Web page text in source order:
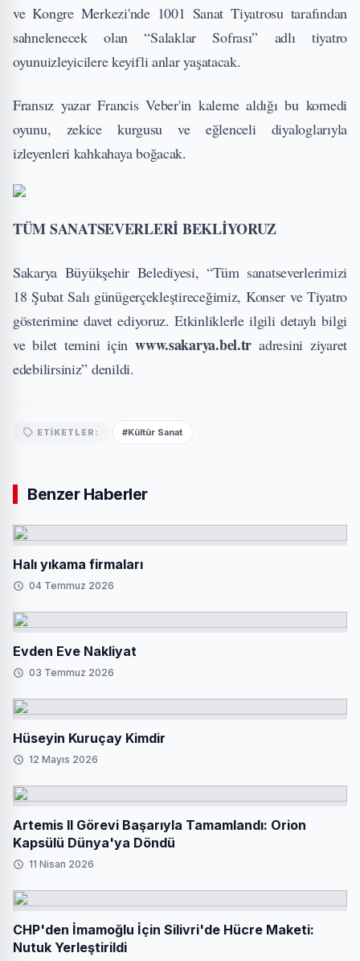
ve Kongre Merkezi'nde 1001 Sanat Tiyatrosu tarafından
sahnelenecek olan “Salaklar Sofrası” adlı tiyatro
oyunuizleyicilere keyifli anlar yaşatacak.
Fransız yazar Francis Veber'in kaleme aldığı bu komedi
oyunu, zekice kurgusu ve eğlenceli diyaloglarıyla
izleyenleri kahkahaya boğacak.
TÜM SANATSEVERLERİ BEKLİYORUZ
Sakarya Büyükşehir Belediyesi, “Tüm sanatseverlerimizi
18 Şubat Salı günügerçekleştireceğimiz, Konser ve Tiyatro
gösterimine davet ediyoruz. Etkinliklerle ilgili detaylı bilgi
ve bilet temini içinwww.sakarya.bel.tradresini ziyaret
edebilirsiniz” denildi.
ETIKETLER: #Kültür Sanat
Benzer Haberler
Halı yıkama firmaları
04 Temmuz 2026
Evden Eve Nakliyat
03 Temmuz 2026
Hüseyin Kuruçay Kimdir
12 Mayıs 2026
Artemis II Görevi Başarıyla Tamamlandı: Orion
Kapsülü Dünya'ya Döndü
11 Nisan 2026
CHP'den İmamoğlu İçin Silivri'de Hücre Maketi:
Nutuk Yerleştirildi